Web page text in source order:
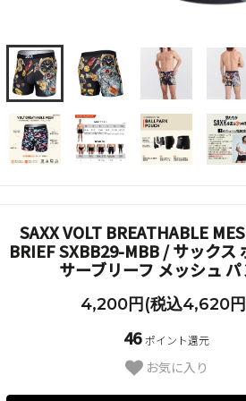
SAXX VOLT BREATHABLE
BRIEF SXBB29-MBB / サックス
サーブリーフ メッシュ
4,200円(税込4,620
46ポイント還元
お気に入り